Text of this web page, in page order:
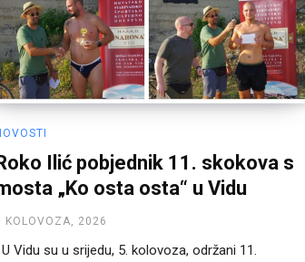
Ilić pobjednik 11. skokova s
„Ko osta osta“ u Vidu
KOLOVOZA, 2026
U Vidu su u srijedu, 5. kolovoza, održani 11.